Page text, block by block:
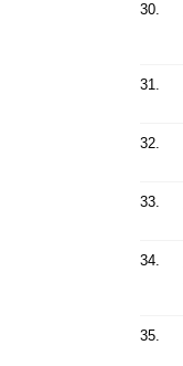
30.
31.
32.
33.
34.
35.